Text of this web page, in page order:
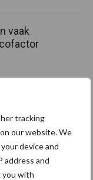
tracking
our website. We
device and
address and
you with
vaak
in